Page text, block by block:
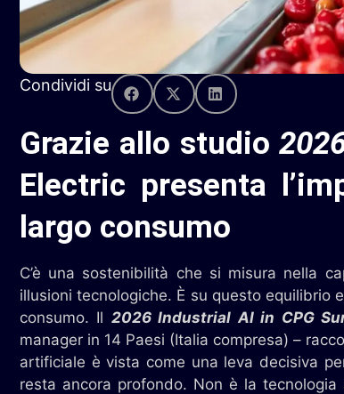
Condividi su
Grazie allo studio
Electric presenta
largo consumo
C’è una sostenibilità che si misura nella
illusioni tecnologiche. È su questo equilibrio
consumo. Il 2026 Industrial AI in CPG
manager in 14 Paesi (Italia compresa) –
artificiale è vista come una leva decisiva
resta ancora profondo. Non è la